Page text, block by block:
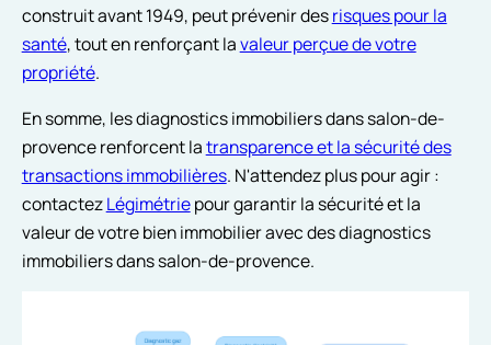
construit avant 1949, peut prévenir desrisques pour la
santé, tout en renforçant lavaleur perçue de votre
propriété.
En somme, les diagnostics immobiliers dans salon-de-
provence renforcent latransparence et la sécurité des
transactions immobilières. N'attendez plus pour agir :
contactezLégimétriepour garantir la sécurité et la
valeur de votre bien immobilier avec des diagnostics
immobiliers dans salon-de-provence.